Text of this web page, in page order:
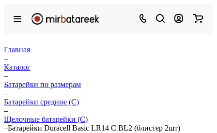
Главная
–
Каталог
–
Батарейки по размерам
–
Батарейки средние (С)
–
Щелочные батарейки (C)
–Батарейки Duracell Basic LR14 C BL2 (блистер 2шт)